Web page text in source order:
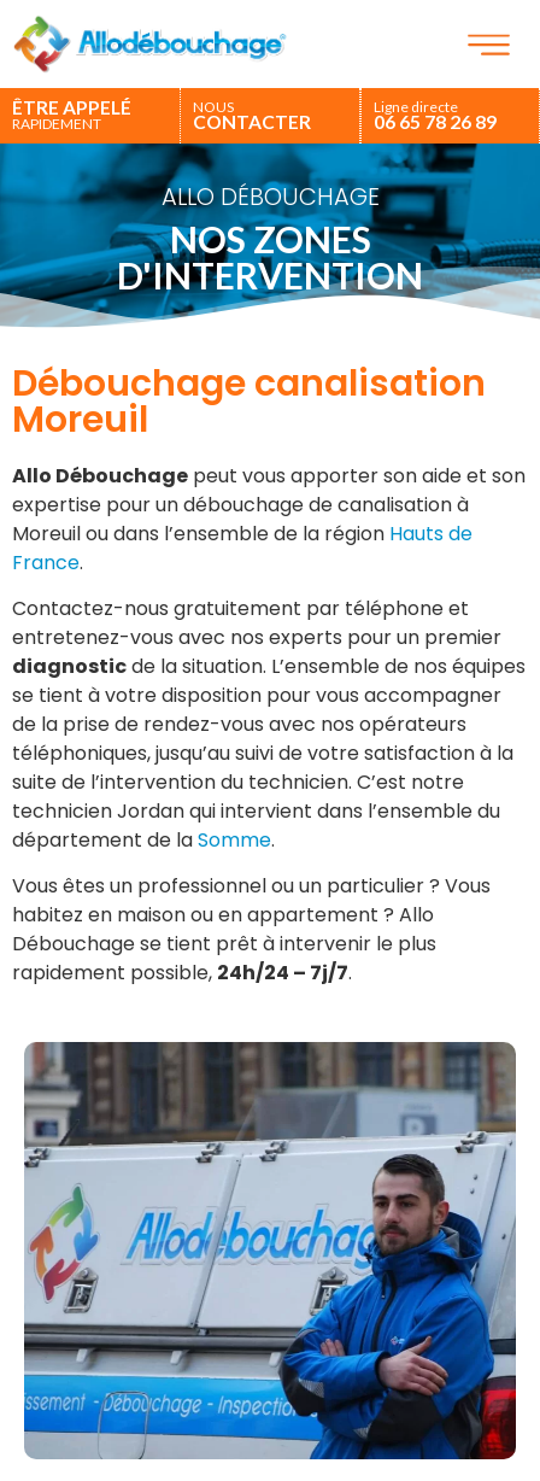
ÊTRE APPELÉ
RAPIDEMENT
NOUS
CONTACTER
Ligne directe
06 65 78 26 89
ALLO DÉBOUCHAGE
NOS ZONES
D'INTERVENTION
Débouchage canalisation
Moreuil
Allo Débouchage peut vous apporter son aide et son
expertise pour un débouchage de canalisation à
Moreuil ou dans l’ensemble de la région Hauts de
France.
Contactez-nous gratuitement par téléphone et
entretenez-vous avec nos experts pour un premier
diagnosticde la situation. L’ensemble de nos équipes
se tient à votre disposition pour vous accompagner
de la prise de rendez-vous avec nos opérateurs
téléphoniques, jusqu’au suivi de votre satisfaction à la
suite de l’intervention du technicien. C’est notre
technicien Jordan qui intervient dans l’ensemble du
département de laSomme.
Vous êtes un professionnel ou un particulier ? Vous
habitez en maison ou en appartement ? Allo
Débouchage se tient prêt à intervenir le plus
rapidement possible, 24h/24 – 7j/7.